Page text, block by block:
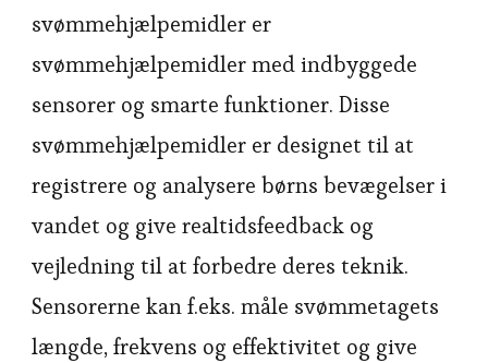
svømmehjælpemidler er
svømmehjælpemidler med indbyggede
sensorer og smarte funktioner. Disse
svømmehjælpemidler er designet til at
registrere og analysere børns bevægelser i
vandet og give realtidsfeedback og
vejledning til at forbedre deres teknik.
Sensorerne kan f.eks. måle svømmetagets
længde, frekvens og effektivitet og give